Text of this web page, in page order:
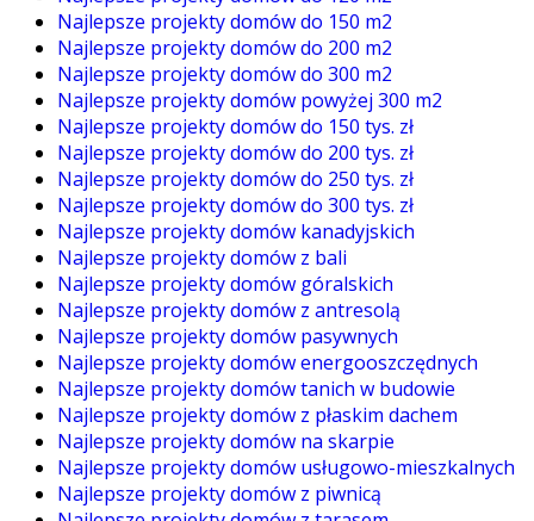
Najlepsze projekty domów do 150 m2
Najlepsze projekty domów do 200 m2
Najlepsze projekty domów do 300 m2
Najlepsze projekty domów powyżej 300 m2
Najlepsze projekty domów do 150 tys. zł
Najlepsze projekty domów do 200 tys. zł
Najlepsze projekty domów do 250 tys. zł
Najlepsze projekty domów do 300 tys. zł
Najlepsze projekty domów kanadyjskich
Najlepsze projekty domów z bali
Najlepsze projekty domów góralskich
Najlepsze projekty domów z antresolą
Najlepsze projekty domów pasywnych
Najlepsze projekty domów energooszczędnych
Najlepsze projekty domów tanich w budowie
Najlepsze projekty domów z płaskim dachem
Najlepsze projekty domów na skarpie
Najlepsze projekty domów usługowo-mieszkalnych
Najlepsze projekty domów z piwnicą